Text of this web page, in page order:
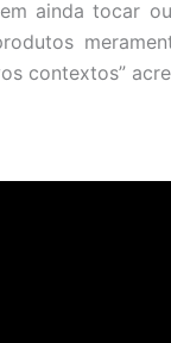
ainda tocar
contextos”